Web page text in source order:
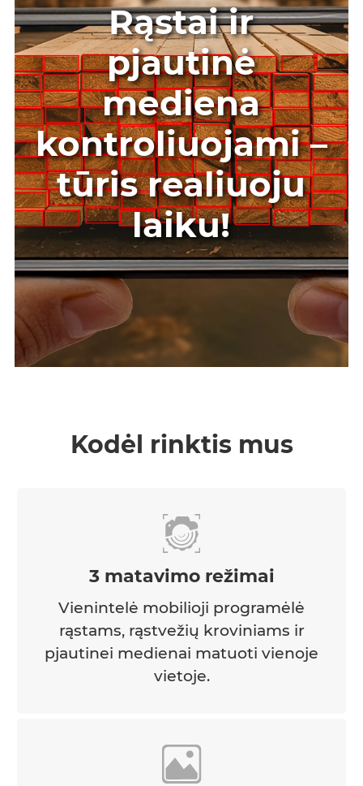
Rąstai ir
pjautinė
mediena
kontroliuojami –
tūris realiuoju
laiku!
Kodėl rinktis mus
3 matavimo režimai
Vienintelė mobilioji programėlė
rąstams, rąstvežių kroviniams ir
pjautinei medienai matuoti vienoje
vietoje.